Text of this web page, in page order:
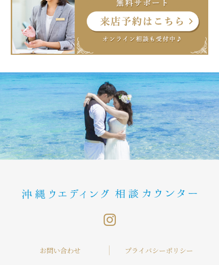
お問い合わせ プライバシーポリシー